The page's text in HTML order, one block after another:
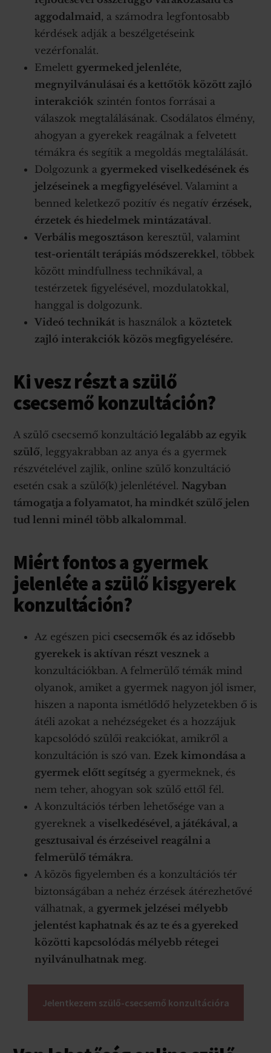
aggodalmaid, a számodra legfontosabb
kérdések adják a beszélgetéseink
vezérfonalát.
Emelett gyermeked jelenléte,
megnyilvánulásai és a kettőtök között zajló
interakciók szintén fontos forrásai a
válaszok megtalálásának. Csodálatos élmény,
ahogyan a gyerekek reagálnak a felvetett
témákra és segítik a megoldás megtalálását.
Dolgozunk a gyermeked viselkedésének és
jelzéseinek a megfigyelésével. Valamint a
benned keletkező pozitív és negatív érzések,
érzetek és hiedelmek mintázatával.
Verbális megosztáson keresztül, valamint
test-orientált terápiás módszerekkel, többek
között mindfullness technikával, a
testérzetek figyelésével, mozdulatokkal,
hanggal is dolgozunk.
Videó technikát is használok aköztetek
zajló interakciók közös megfigyelésére.
Ki vesz részt a szülő
csecsemő konzultáción?
A szülő csecsemő konzultáció legalább az egyik
szülő, leggyakrabban az anya és a gyermek
részvételével zajlik, online szülő konzultáció
esetén csak a szülő(k) jelenlétével. Nagyban
támogatja a folyamatot, ha mindkét szülő jelen
tud lenni minél több alkalommal.
Miért fontos a gyermek
jelenléte a szülő kisgyerek
konzultáción?
Az egészen pici csecsemők és az idősebb
gyerekek is aktívan részt vesznek a
konzultációkban. A felmerülő témák mind
olyanok, amiket a gyermek nagyon jól ismer,
hiszen a naponta ismétlődő helyzetekben ő is
átéli azokat a nehézségeket és a hozzájuk
kapcsolódó szülői reakciókat, amikről a
konzultáción is szó van. Ezek kimondása a
gyermek előtt segítség a gyermeknek, és
nem teher, ahogyan sok szülő ettől fél.
A konzultációs térben lehetősége van a
gyereknek a viselkedésével, a játékával, a
gesztusaival és érzéseivel reagálni a
felmerülő témákra.
A közös figyelemben és a konzultációs tér
biztonságában a nehéz érzések átérezhetővé
válhatnak, a gyermek jelzései mélyebb
jelentést kaphatnak és az te és a gyereked
közötti kapcsolódás mélyebb rétegei
nyilvánulhatnak meg.
Jelentkezem szülő-csecsemő konzultációra